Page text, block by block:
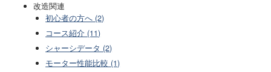
改造関連
初心者の方へ (2)
コース紹介 (11)
シャーシデータ (2)
モーター性能比較 (1)